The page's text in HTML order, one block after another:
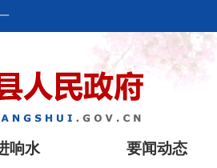
响水 要闻动态